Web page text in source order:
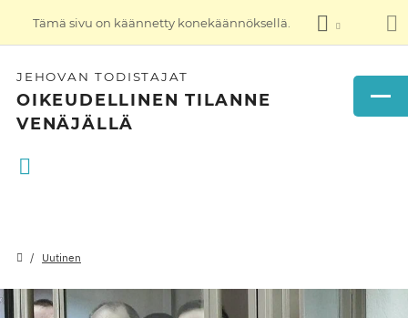
Tämä sivu on käännetty konekäännöksellä.
JEHOVAN TODISTAJAT
OIKEUDELLINEN TILANNE
VENÄJÄLLÄ
Uutinen